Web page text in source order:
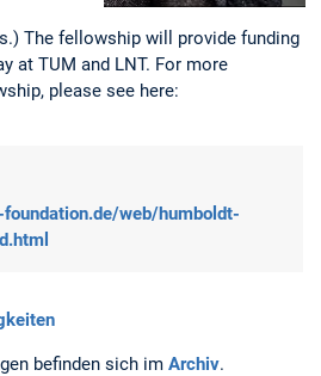
The fellowship will provide funding
at TUM and LNT. For more
please see here:
web/humboldt-
befinden sich im Archiv.